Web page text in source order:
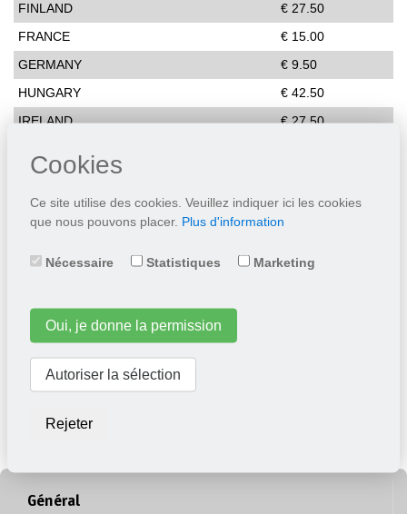
Cookies
Ce site utilise des cookies. Veuillez indiquer ici les cookies
que nous pouvons placer. Plus d'information
Nécessaire Statistiques Marketing
Oui, je donne la permission
Autoriser la sélection
Rejeter
FINLAND
€ 27.50
FRANCE
€ 15.00
GERMANY
€ 9.50
HUNGARY
€ 42.50
IRELAND
€ 27.50
LATVIA
LITHUANIA
€ 42.50
LUXEMBOURG
POLAND
€ 32.50
ROMANIA
SLOVAKIA
SLOVENIA
SWEDEN
Général